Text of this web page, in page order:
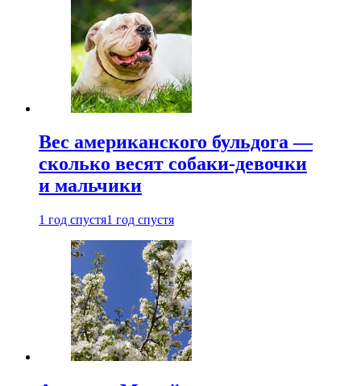
Вес американского бульдога —
сколько весят собаки-девочки
и мальчики
1 год спустя1 год спустя